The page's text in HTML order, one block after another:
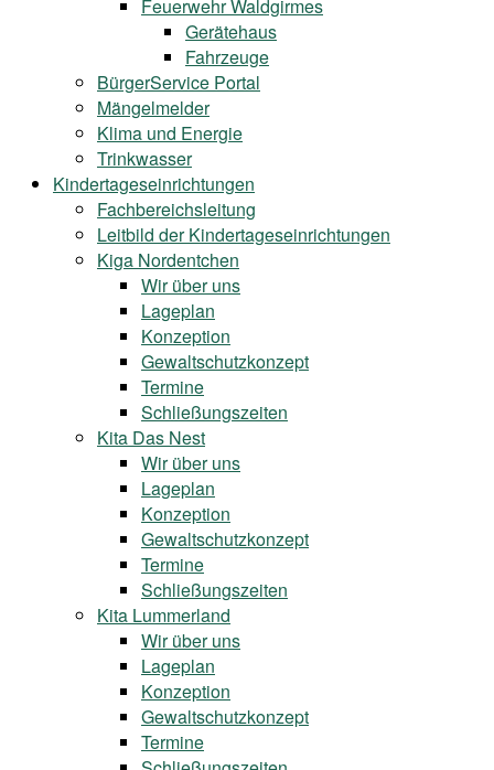
Feuerwehr Waldgirmes
Gerätehaus
Fahrzeuge
BürgerService Portal
Mängelmelder
Klima und Energie
Trinkwasser
Kindertageseinrichtungen
Fachbereichsleitung
Leitbild der Kindertageseinrichtungen
Kiga Nordentchen
Wir über uns
Lageplan
Konzeption
Gewaltschutzkonzept
Termine
Schließungszeiten
Kita Das Nest
Wir über uns
Lageplan
Konzeption
Gewaltschutzkonzept
Termine
Schließungszeiten
Kita Lummerland
Wir über uns
Lageplan
Konzeption
Gewaltschutzkonzept
Termine